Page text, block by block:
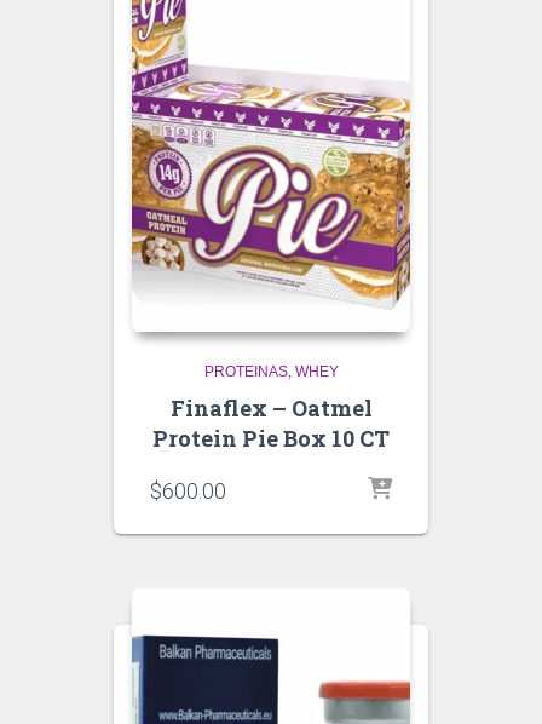
PROTEINAS WHEY
Finaflex – Oatmel
Protein Pie Box 10 CT
$600.00